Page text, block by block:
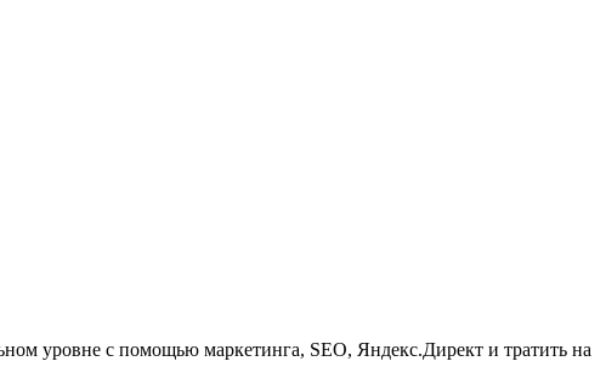
уровне с помощью маркетинга, SEO, Яндекс.Директ и тратить на